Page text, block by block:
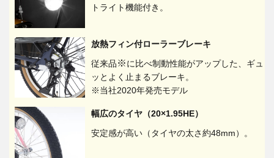
トライト機能付き。
放熱フィン付ローラーブレーキ
従来品※に比べ制動性能がアップした、ギュ
ッとよく止まるブレーキ。
※当社2020年発売モデル
幅広のタイヤ（20×1.95HE）
安定感が高い（タイヤの太さ約48mm）。